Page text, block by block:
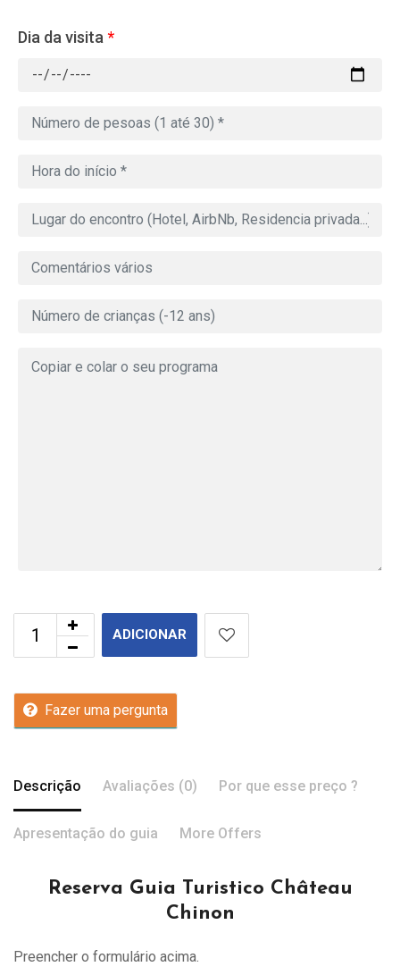
Dia da visita *
ADICIONAR
Fazer uma pergunta
Descrição Avaliações (0) Por que esse preço ?
Apresentação do guia More Offers
Reserva Guia Turistico Château
Chinon
Preencher o formulário acima.